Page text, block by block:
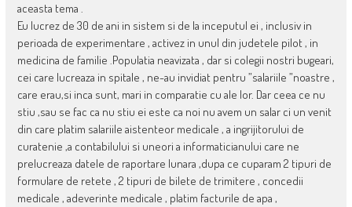
aceasta tema .
Eu lucrez de 30 de ani in sistem si de la inceputul ei , inclusiv in
perioada de experimentare , activez in unul din judetele pilot , in
medicina de familie .Populatia neavizata , dar si colegii nostri bugeari,
cei care lucreaza in spitale , ne-au invidiat pentru ”salariile ”noastre ,
care erau,si inca sunt, mari in comparatie cu ale lor. Dar ceea ce nu
stiu ,sau se fac ca nu stiu ei este ca noi nu avem un salar ci un venit
din care platim salariile aistenteor medicale , a ingrijitorului de
curatenie ,a contabilului si uneori a informaticianului care ne
prelucreaza datele de raportare lunara ,dupa ce cuparam 2 tipuri de
formulare de retete , 2 tipuri de bilete de trimitere , concedii
medicale , adeverinte medicale , platim facturile de apa ,